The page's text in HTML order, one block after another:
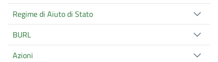
Regime di Aiuto di Stato
BURL
Azioni